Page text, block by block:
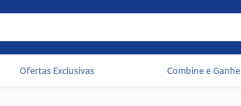
rápidos do cabeçalho
Ofertas Exclusivas Combine e Ganhe